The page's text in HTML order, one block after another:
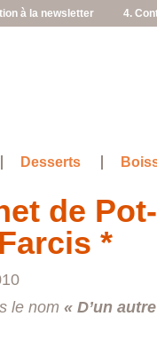
à la newsletter 4.
Desserts
de
*
le nom « D’un